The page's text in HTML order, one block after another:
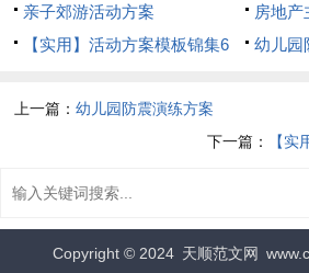
编12篇
亲子郊游活动方案
房地产
【实用】活动方案模板锦集6
幼儿园
上一篇：幼儿园防震演练方案
下一篇：
【
Copyright © 2024 天顺范文网